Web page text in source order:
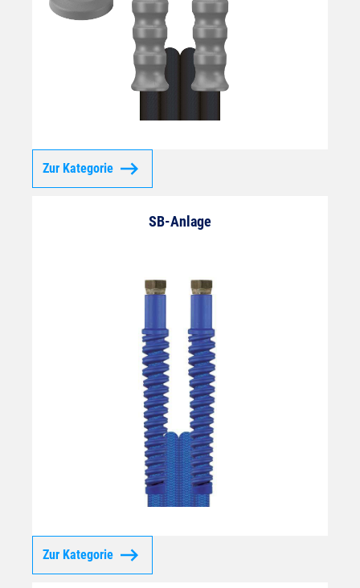
Zur Kategorie
SB-Anlage
Zur Kategorie